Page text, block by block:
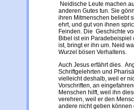
Neidische Leute machen
anderen Gutes tun. Sie
ihren Mitmenschen beliebt
ehrt, und gut von ihnen
Feinden. Die Geschichte
Bibel ist ein Paradebeispiel
ist, bringt er ihn um. Neid
Wurzel bösen Verhaltens.
Auch Jesus erfährt dies.
Schriftgelehrten und
vielleicht deshalb, weil er
Vorschriften, an
Menschen hilft, weil ihn
verehren, weil er den
andere nicht geben können